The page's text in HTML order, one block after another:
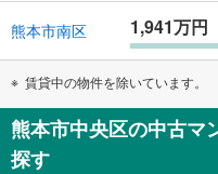
熊本市南区 1,941万円
賃貸中の物件を除いています。
熊本市中央区の中古マ
探す